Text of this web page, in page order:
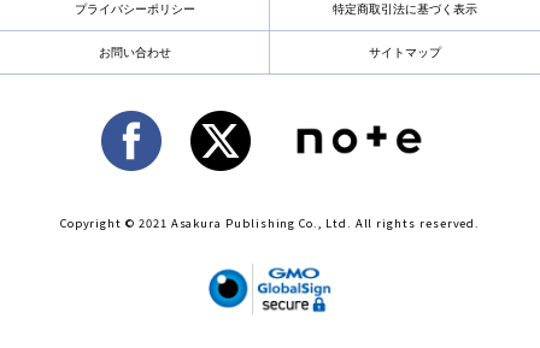
プライバシーポリシー 特定商取引法に基づく表示
お問い合わせ サイトマップ
Copyright © 2021 Asakura Publishing Co., Ltd. All rights reserved.